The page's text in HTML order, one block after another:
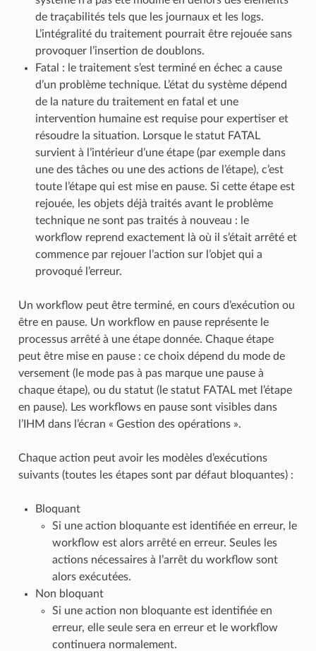
de traçabilités tels que les journaux et les logs.
L’intégralité du traitement pourrait être rejouée sans
provoquer l’insertion de doublons.
Fatal : le traitement s’est terminé en échec a cause
d’un problème technique. L’état du système dépend
de la nature du traitement en fatal et une
intervention humaine est requise pour expertiser et
résoudre la situation. Lorsque le statut FATAL
survient à l’intérieur d’une étape (par exemple dans
une des tâches ou une des actions de l’étape), c’est
toute l’étape qui est mise en pause. Si cette étape est
rejouée, les objets déjà traités avant le problème
technique ne sont pas traités à nouveau : le
workflow reprend exactement là où il s’était arrêté et
commence par rejouer l’action sur l’objet qui a
provoqué l’erreur.
Un workflow peut être terminé, en cours d’exécution ou
être en pause. Un workflow en pause représente le
processus arrêté à une étape donnée. Chaque étape
peut être mise en pause : ce choix dépend du mode de
versement (le mode pas à pas marque une pause à
chaque étape), ou du statut (le statut FATAL met l’étape
en pause). Les workflows en pause sont visibles dans
l’IHM dans l’écran « Gestion des opérations ».
Chaque action peut avoir les modèles d’exécutions
suivants (toutes les étapes sont par défaut bloquantes) :
Bloquant
Si une action bloquante est identifiée en erreur, le
workflow est alors arrêté en erreur. Seules les
actions nécessaires à l’arrêt du workflow sont
alors exécutées.
Non bloquant
Si une action non bloquante est identifiée en
erreur, elle seule sera en erreur et le workflow
continuera normalement.